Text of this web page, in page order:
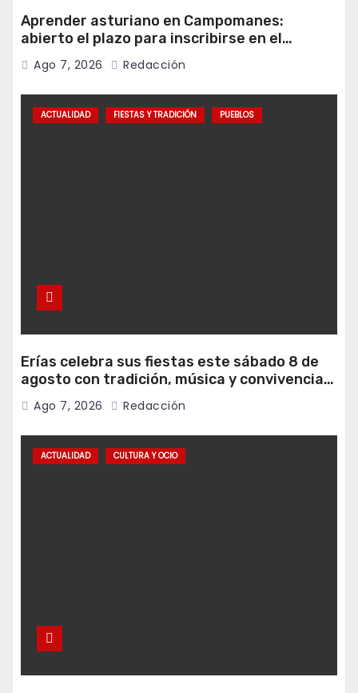
Aprender asturiano en Campomanes:
abierto el plazo para inscribirse en el
programa Falamos
Ago 7, 2026 Redacción
ACTUALIDAD FIESTAS Y TRADICIÓN PUEBLOS
Erías celebra sus fiestas este sábado 8 de
agosto con tradición, música y convivencia
vecinal
Ago 7, 2026 Redacción
ACTUALIDAD CULTURA Y OCIO